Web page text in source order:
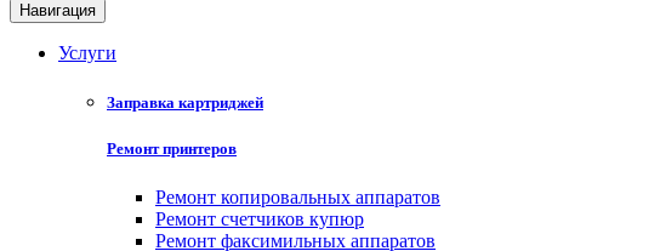
Навигация
Услуги
Заправка картриджей
Ремонт принтеров
Ремонт копировальных аппаратов
Ремонт счетчиков купюр
Ремонт факсимильных аппаратов